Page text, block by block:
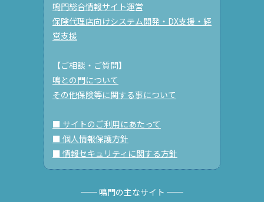
鳴門総合情報サイト運営
保険代理店向けシステム開発・DX支援・経
営支援
【ご相談・ご質問】
鳴との門について
その他保険等に関する事について
■ サイトのご利用にあたって
■ 個人情報保護方針
■ 情報セキュリティに関する方針
── 鳴門の主なサイト ──